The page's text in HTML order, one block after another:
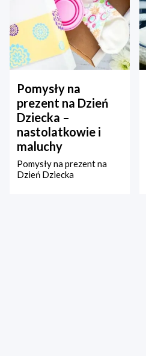
Pomysły na
prezent na Dzień
Dziecka –
nastolatkowie i
maluchy
Pomysły na prezent na
Dzień Dziecka